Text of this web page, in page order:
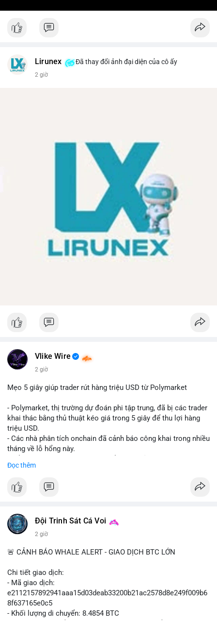
Lirunex Đã thay đổi ảnh đại diện của cô ấy
2 giờ
Vlike Wire
2 giờ
Mẹo 5 giây giúp trader rút hàng triệu USD từ Polymarket
- Polymarket, thị trường dự đoán phi tập trung, đã bị các trader
khai thác bằng thủ thuật kéo giá trong 5 giây để thu lợi hàng
triệu USD.
- Các nhà phân tích onchain đã cảnh báo công khai trong nhiều
tháng về lỗ hổng này.
bình theo thời gian (time-weighted prices), khiến việc đẩy giá
- Động thái này nhằm bảo vệ tính toàn vẹn của thị trường và
#polymarket #cryptonews #defi #marketintegrity
📰 Nguồn: CoinDesk
Đọc thêm
Đội Trinh Sát Cá Voi
2 giờ
🚨 CẢNH BÁO WHALE ALERT - GIAO DỊCH BTC LỚN
Chi tiết giao dịch:
- Mã giao dịch:
e2112157892941aaa15d03deab33200b21ac2578d8e249f009b6
8f637165e0c5
- Khối lượng di chuyển: 8.4854 BTC